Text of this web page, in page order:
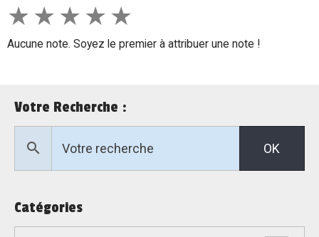
★ ★ ★ ★ ★
Aucune note. Soyez le premier à attribuer une note !
Votre Recherche :
OK
Catégories